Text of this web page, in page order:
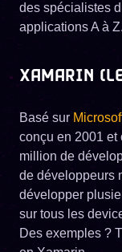
des spécialistes
applications A à Z.
XAMARIN
Basé sur
conçu en 2001 et
million de
de développeurs
développer
sur tous les
Des exemples ?